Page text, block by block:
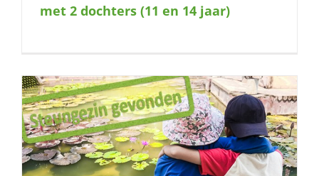
met 2 dochters (11 en 14 jaar)